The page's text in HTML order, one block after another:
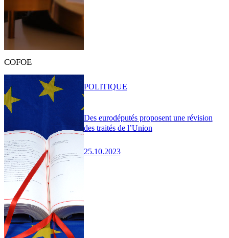
COFOE
Des eurodéputés proposent une révision
des traités de l’Union
25.10.2023
POLITIQUE